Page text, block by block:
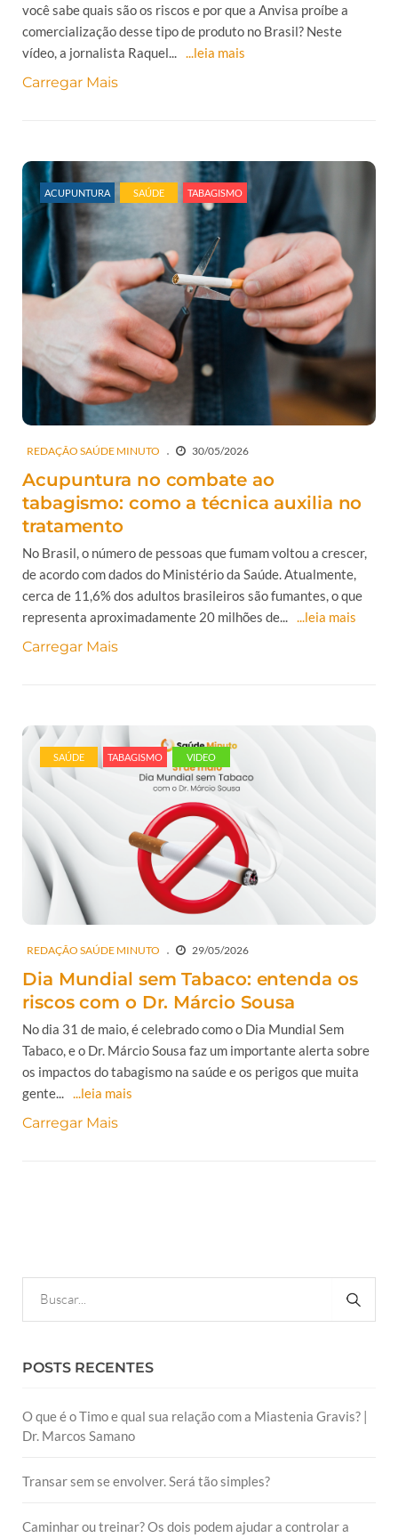
você sabe quais são os riscos e por que a Anvisa proíbe a
comercialização desse tipo de produto no Brasil? Neste
vídeo, a jornalista Raquel... ...leia mais
Carregar Mais
ACUPUNTURA SAÚDE TABAGISMO
REDAÇÃO SAÚDE MINUTO 30/05/2026
Acupuntura no combate ao
tabagismo: como a técnica auxilia no
tratamento
No Brasil, o número de pessoas que fumam voltou a crescer,
de acordo com dados do Ministério da Saúde. Atualmente,
cerca de 11,6% dos adultos brasileiros são fumantes, o que
representa aproximadamente 20 milhões de... ...leia mais
Carregar Mais
SAÚDE TABAGISMO VIDEO
REDAÇÃO SAÚDE MINUTO 29/05/2026
Dia Mundial sem Tabaco: entenda os
riscos com o Dr. Márcio Sousa
No dia 31 de maio, é celebrado como o Dia Mundial Sem
Tabaco, e o Dr. Márcio Sousa faz um importante alerta sobre
os impactos do tabagismo na saúde e os perigos que muita
gente... ...leia mais
Carregar Mais
POSTS RECENTES
O que é o Timo e qual sua relação com a Miastenia Gravis? |
Dr. Marcos Samano
Transar sem se envolver. Será tão simples?
Caminhar ou treinar? Os dois podem ajudar a controlar a